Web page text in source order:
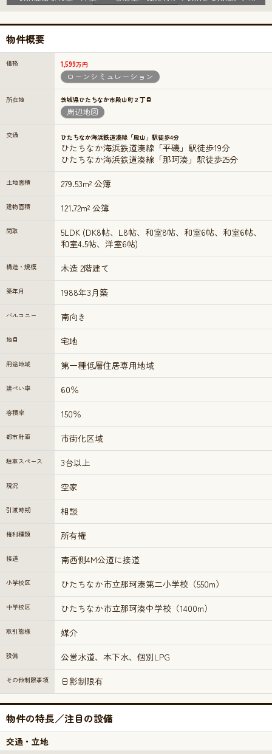
物件概要
価格 1,599万円
ローンシミュレーション
所在地 茨城県ひたちなか市殿山町２丁目
周辺地図
交通 ひたちなか海浜鉄道湊線「殿山」駅徒歩4分
ひたちなか海浜鉄道湊線「平磯」駅徒歩19分
ひたちなか海浜鉄道湊線「那珂湊」駅徒歩25分
土地面積 279.53m² 公簿
建物面積 121.72m² 公簿
間取
5LDK (DK8帖、L8帖、和室8帖、和室6帖、和室6帖、
和室4.5帖、洋室6帖)
構造・規模 木造 2階建て
築年月 1988年3月築
バルコニー 南向き
地目 宅地
用途地域 第一種低層住居専用地域
建ぺい率 60％
容積率 150％
都市計画 市街化区域
駐車スペース 3台以上
現況 空家
引渡時期 相談
権利種類 所有権
接道 南西側4M公道に接道
小学校区 ひたちなか市立那珂湊第二小学校（550m）
中学校区 ひたちなか市立那珂湊中学校（1400m）
取引態様 媒介
設備 公営水道、本下水、個別LPG
その他制限事項 日影制限有
物件の特長／注目の設備
交通・立地